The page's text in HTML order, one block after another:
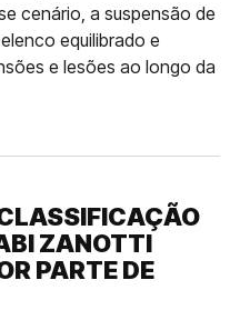
cenário, a suspensão de
equilibrado e
e lesões ao longo da
ZANOTTI
PARTE DE